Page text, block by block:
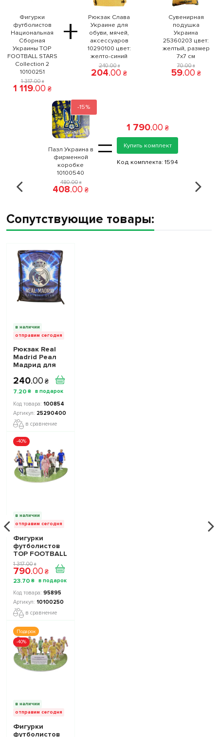
+
Фигурки
футболистов
Национальная
Сборная
Украины TOP
FOOTBALL STARS
Collection 2
10100251
1 317.00 ₴
1 119.00 ₴
Рюкзак Слава
Украине для
обуви, мячей,
аксессуаров
10290100 цвет:
желто-синий
240.00 ₴
204.00 ₴
Сувенирная
подушка
Украина
25360203 цвет:
желтый, размер
7x7 см
70.00 ₴
59.00 ₴
-15%
Пазл Украина в
фирменной
коробке
10100540
480.00 ₴
408.00 ₴
=
1 790.00 ₴
Купить комплект
Код комплекта:1594
Сопутствующие товары:
в наличии
отправим сегодня
Рюкзак Real
Madrid Реал
Мадрид для
аксессуаров
25290400
цвет: микс
240.00 ₴
7.20 ₴
100854
25290400
в сравнение
-40%
в наличии
отправим сегодня
Фигурки
футболистов
TOP FOOTBALL
STARS - Набор
The Football
Stars
Collection 1
10100250
1 317.00 ₴
790.00 ₴
23.70 ₴
95895
10100250
в сравнение
Подарок
-40%
в наличии
отправим сегодня
Фигурки
футболистов